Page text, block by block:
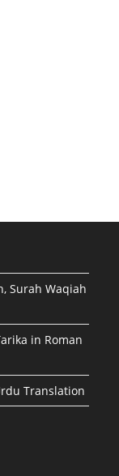
Surah Waqiah
in Roman
Translation